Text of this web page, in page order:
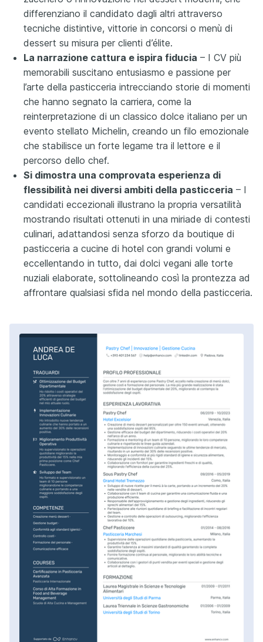
differenziano il candidato dagli altri attraverso
tecniche distintive, vittorie in concorsi o menù di
dessert su misura per clienti d’élite.
La narrazione cattura e ispira fiducia – I CV più
memorabili suscitano entusiasmo e passione per
l’arte della pasticceria intrecciando storie di momenti
che hanno segnato la carriera, come la
reinterpretazione di un classico dolce italiano per un
evento stellato Michelin, creando un filo emozionale
che stabilisce un forte legame tra il lettore e il
percorso dello chef.
Si dimostra una comprovata esperienza di
flessibilità nei diversi ambiti della pasticceria – I
candidati eccezionali illustrano la propria versatilità
mostrando risultati ottenuti in una miriade di contesti
culinari, adattandosi senza sforzo da boutique di
pasticceria a cucine di hotel con grandi volumi e
eccellentando in tutto, dai dolci vegani alle torte
nuziali elaborate, sottolineando così la prontezza ad
affrontare qualsiasi sfida nel mondo della pasticceria.